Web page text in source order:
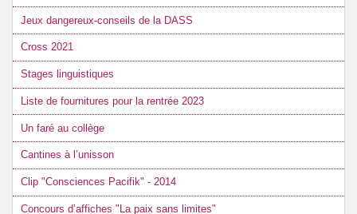
Jeux dangereux-conseils de la DASS
Cross 2021
Stages linguistiques
Liste de fournitures pour la rentrée 2023
Un faré au collège
Cantines à l’unisson
Clip "Consciences Pacifik" - 2014
Concours d’affiches "La paix sans limites"